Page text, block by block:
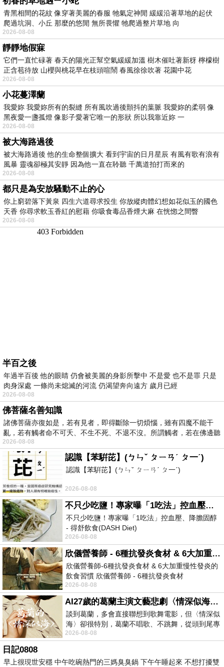
青黑相間的花紋 像穿著美麗的春服 牠氣定神閒 緩緩沿著草地的起伏
爬過坑洞、小丘 那麼的悠閒 無所畏懼 牠爬過整片草地 向
2026-08-08
靜靜地假寐
它們一直忙碌著 春天的陽光正幫空氣緩緩加溫 樹木催吐著新枒 檸檬樹
正含苞待放 山櫻與桃花早在枝頭喧鬧 春風徐徐吹著 花園中花
2026-08-08
小花蔓澤蘭
我愛妳 我愛妳所有的裂縫 所有風吹過後顫抖的葉脈 我愛妳的柔弱 像
黑夜愛一盞孤燈 像影子愛著它唯一的形狀 所以我靠近妳 一
2026-08-08
被大海路過後
被大海路過後 他的生命整個擴大 看到宇宙的日月星辰 有風有歌有浪有
風暴 靈魂卻極其安靜 因為他一直在聆聽 千萬道拍打而來的
2026-08-08
都只是為安放騷動不止的心
你上窮碧落下黃泉 四生六道尋求投生 你放縱肉體幻想如花似玉的國色
天香 你尋求軟玉香紅的慰藉 你吸食毒品香煙大麻 在恍惚之間瞥
2026-08-08
半百之後
年過半百後 他的眼睛 仍會被美麗的身影所擊中 不是愛 也不是罪 只是
肉身深處 一條尚未熄滅的河流 仍渴望奔向遠方 歲月已經
2026-08-08
佛菩薩名善知識
諸佛菩薩亦復如是，若有見者，即得斷除一切煩惱，雖有四魔不能干
亂，若有觸者命不可夭、不生不死、不退不沒。所謂觸者，若在佛邊聽
受
2026-08-08
認識【苯騈芘】(ㄅㄣˇ ㄆㄧㄢˊ ㄆ一ˊ)
認識【苯騈芘】(ㄅㄣˇ ㄆㄧㄢˊ ㄆ一ˊ)
2026-08-08
不只少吃鹽！專家曝「1吃法」控血壓、降膽固醇 - 得舒飲食(DASH Diet)
不只少吃鹽！專家曝「1吃法」控血壓、降膽固醇
- 得舒飲食(DASH Diet)
https://www.facebook.com/dietitiansophia/
posts/157966
2026-08-08
欣儀營養師 - 6種抗發炎食材 & 6大加重慢性發炎的飲食習慣
欣儀營養師-6種抗發炎食材 & 6大加重慢性發炎的
飲食習慣 欣儀營養師 - 6種抗發炎食材
https://www.facebook.com/photo/?fbid=147
2026-08-08
AI27歲的葛蘭主演文藝悲劇〈情深似海〉 #戀上老電影 #葛蘭 #粟子
談到葛蘭，多會直接聯想到歌舞電影，但〈情深似
海〉卻很特別，葛蘭不唱歌、不跳舞，從頭到尾專
心演戲。拍攝期間，經常工作超過12個鐘
2026-08-08
日記0808
早上很現世安穩 中午吃碗熱門的三媽臭臭鍋 下午午睡起來 不想打擾雙